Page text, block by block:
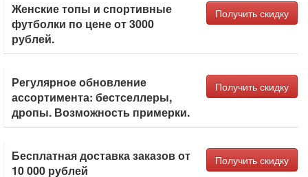
Женские топы и спортивные
футболки по цене от 3000
рублей.
Получить скидку
Регулярное обновление
ассортимента: бестселлеры,
дропы. Возможность примерки.
Получить скидку
Бесплатная доставка заказов от
10 000 рублей
Получить скидку